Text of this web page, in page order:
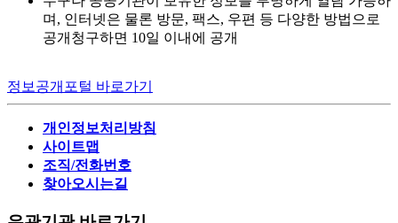
며, 인터넷은 물론 방문, 팩스, 우편 등 다양한 방법으로
공개청구하면 10일 이내에 공개
정보공개포털 바로가기
개인정보처리방침
사이트맵
조직/전화번호
찾아오시는길